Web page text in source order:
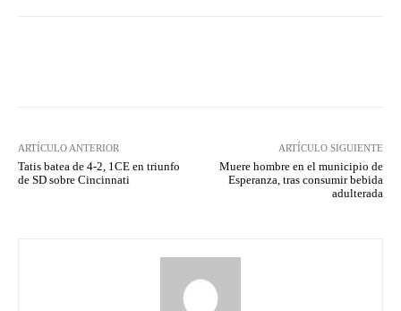
ARTÍCULO ANTERIOR
Tatis batea de 4-2, 1CE en triunfo
de SD sobre Cincinnati
ARTÍCULO SIGUIENTE
Muere hombre en el municipio de
Esperanza, tras consumir bebida
adulterada